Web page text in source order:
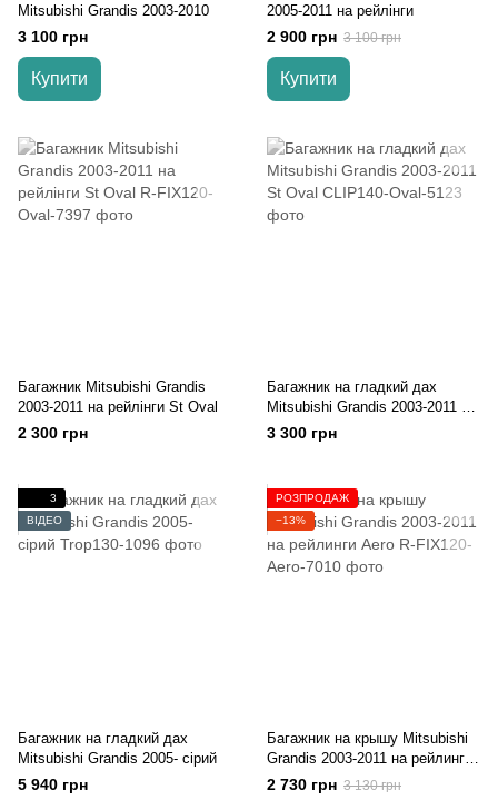
Mitsubishi Grandis 2003-2010
3 100 грн
Купити
2005-2011 на рейлінги
2 900 грн 3 100 грн
Купити
Багажник Mitsubishi Grandis
2003-2011 на рейлінги St Oval
2 300 грн
Багажник на гладкий дах
Mitsubishi Grandis 2003-2011 St
Oval
3 300 грн
3
ВІДЕО
Багажник на гладкий дах
Mitsubishi Grandis 2005- сірий
5 940 грн
РОЗПРОДАЖ
−13%
Багажник на крышу Mitsubishi
Grandis 2003-2011 на рейлинги
Aero
2 730 грн 3 130 грн